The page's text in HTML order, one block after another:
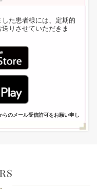
た患者様には、定期的
りさせていただきま
のメール受信許可をお願い申し